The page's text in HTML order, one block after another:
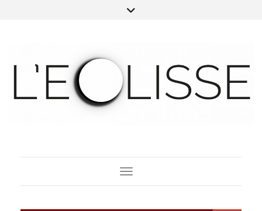
Toggle Navigation